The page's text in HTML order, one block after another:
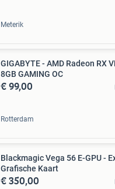
Meterik
GIGABYTE - AMD Radeon RX
8GB GAMING OC
€ 99,00
Rotterdam
Blackmagic Vega 56 E-GPU -
Grafische Kaart
€ 350,00